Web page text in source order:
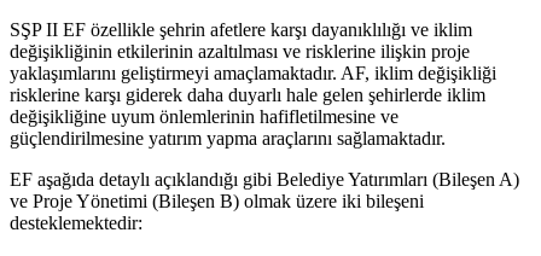
SŞP II EF özellikle şehrin afetlere karşı dayanıklılığı ve iklim
değişikliğinin etkilerinin azaltılması ve risklerine ilişkin proje
yaklaşımlarını geliştirmeyi amaçlamaktadır. AF, iklim değişikliği
risklerine karşı giderek daha duyarlı hale gelen şehirlerde iklim
değişikliğine uyum önlemlerinin hafifletilmesine ve
güçlendirilmesine yatırım yapma araçlarını sağlamaktadır.
EF aşağıda detaylı açıklandığı gibi Belediye Yatırımları (Bileşen A)
ve Proje Yönetimi (Bileşen B) olmak üzere iki bileşeni
desteklemektedir: